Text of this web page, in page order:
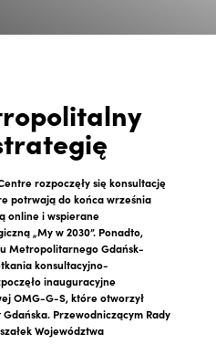
rozpoczęły się konsultację
potrwają do końca września
online i wspierane
„My w 2030”. Ponadto,
Metropolitarnego Gdańsk-
konsultacyjno-
inauguracyjne
OMG-G-S, które otworzył
Przewodniczącym Rady
Województwa